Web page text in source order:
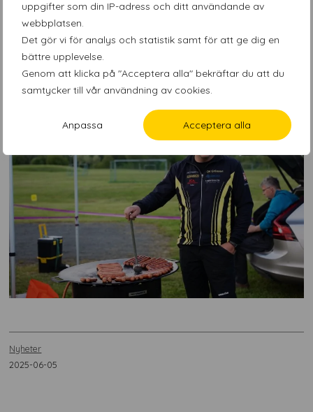
uppgifter som din IP-adress och ditt användande av
webbplatsen.
Det gör vi för analys och statistik samt för att ge dig en
bättre upplevelse.
Genom att klicka på "Acceptera alla" bekräftar du att du
samtycker till vår användning av cookies.
Anpassa Acceptera alla
Nyheter
2025-06-05